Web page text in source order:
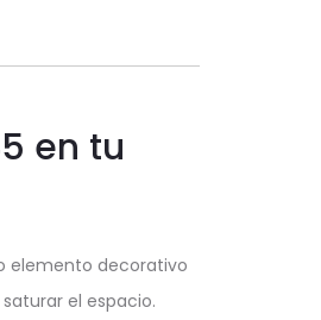
en tu
elemento decorativo
el espacio.